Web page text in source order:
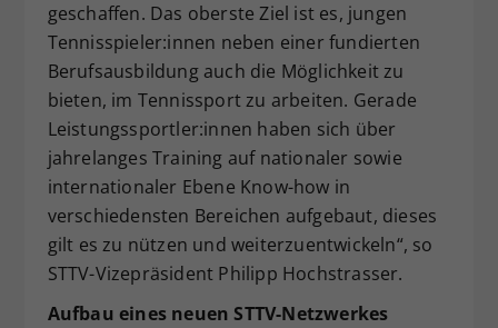
geschaffen. Das oberste Ziel ist es, jungen
Tennisspieler:innen neben einer fundierten
Berufsausbildung auch die Möglichkeit zu
bieten, im Tennissport zu arbeiten. Gerade
Leistungssportler:innen haben sich über
jahrelanges Training auf nationaler sowie
internationaler Ebene Know-how in
verschiedensten Bereichen aufgebaut, dieses
gilt es zu nützen und weiterzuentwickeln“, so
STTV-Vizepräsident Philipp Hochstrasser.
Aufbau eines neuen STTV-Netzwerkes